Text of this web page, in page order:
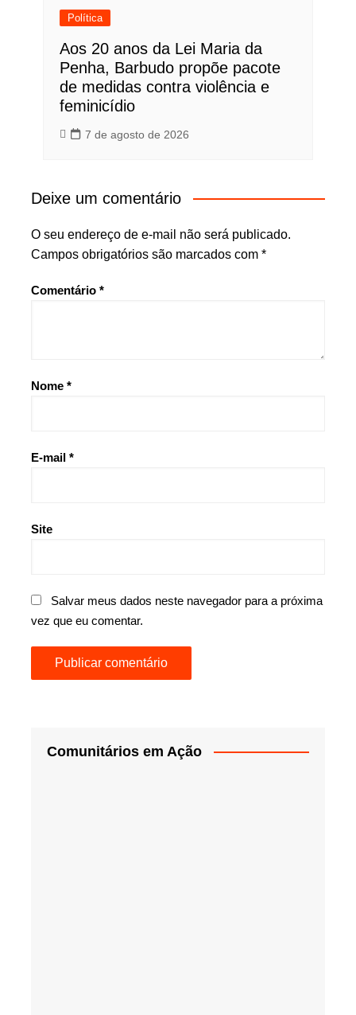
Política
Aos 20 anos da Lei Maria da
Penha, Barbudo propõe pacote
de medidas contra violência e
feminicídio
7 de agosto de 2026
Deixe um comentário
O seu endereço de e-mail não será publicado.
Campos obrigatórios são marcados com *
Comentário *
Nome *
E-mail *
Site
Salvar meus dados neste navegador para a próxima
vez que eu comentar.
Comunitários em Ação